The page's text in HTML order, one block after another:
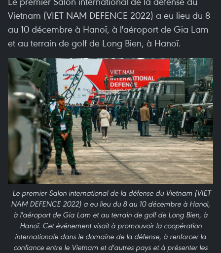
Vietnam (VIET NAM DEFENCE 2022) a eu lieu du 8
au 10 décembre à Hanoï, à l'aéroport de Gia Lam
et au terrain de golf de Long Bien, à Hanoï.
Le premier Salon international de la défense du Vietnam (VIET
NAM DEFENCE 2022) a eu lieu du 8 au 10 décembre à Hanoï,
à l'aéroport de Gia Lam et au terrain de golf de Long Bien, à
Hanoï. Cet événement visait à promouvoir la coopération
internationale dans le domaine de la défense, à renforcer la
confiance entre le Vietnam et d'autres pays et à présenter les